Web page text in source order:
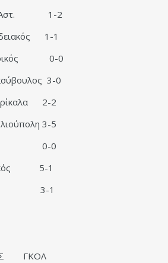
Αστ. 1-2
1-1
0-0
3-0
2-2
3-5
0-0
5-1
3-1
ΓΚΟΛ